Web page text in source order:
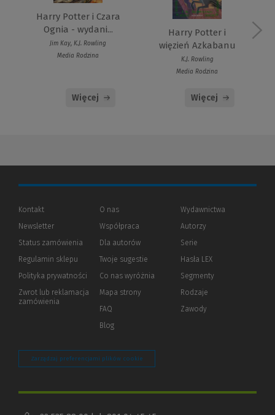
Harry Potter i Czara
Ognia - wydani...
Jim Kay, K.J. Rowling
Media Rodzina
Więcej
Harry Potter i
więzień Azkabanu
K.J. Rowling
Media Rodzina
Więcej
Kontakt
Newsletter
Status zamówienia
Regulamin sklepu
Polityka prywatności (Nowe
(Link
innej
Zwrot lub reklamacja
zamówienia
O nas
Współpraca
Dla autorów(Nowe
(Link
innej
strony)
Twoje sugestie
Co nas wyróżnia
Mapa strony
FAQ
Blog
Wydawnictwa
Autorzy
Serie
Hasła LEX
Segmenty
Rodzaje
Zawody
Zarządzaj preferencjami plików cookie